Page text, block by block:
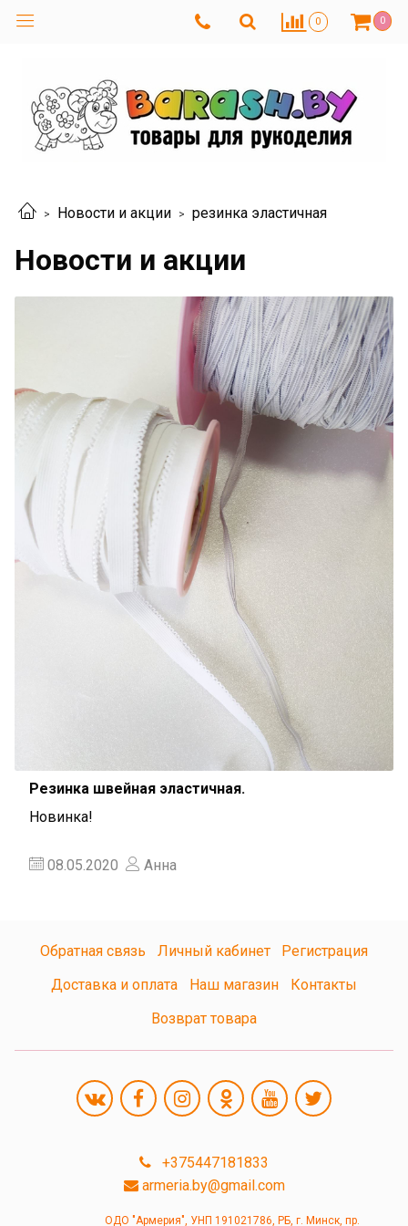
0 0
Новости и акции резинка эластичная
Новости и акции
Резинка швейная эластичная.
Новинка!
08.05.2020 Анна
Обратная связь Личный кабинет
Регистрация
Доставка и оплата
Наш магазин
Контакты
Возврат товара
+375447181833
armeria.by@gmail.com
ОДО "Армерия", УНП 191021786, РБ, г. Минск, пр.